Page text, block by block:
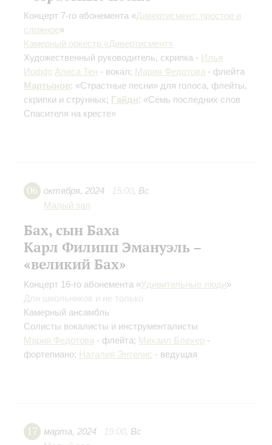
Концерт 7-го абонемента «Дивертисмент: простое и
сложное»
Камерный оркестр «Дивертисмент»
Художественный руководитель, скрипка - Илья
Иофф; Алиса Тен - вокал; Мария Федотова - флейта
Мартынов: «Страстные песни» для голоса, флейты,
скрипки и струнных; Гайдн: «Семь последних слов
Спасителя на кресте»
06 октября, 2024 15:00, Вс
Малый зал
Бах, сын Баха
Карл Филипп Эмануэль –
«великий Бах»
Концерт 16-го абонемента «Удивительные люди»
Для школьников и не только
Камерный ансамбль
Солисты вокалисты и инструменталисты
Мария Федотова - флейта; Михаил Блехер -
фортепиано; Наталия Энтелис - ведущая
17 марта, 2024 19:00, Вс